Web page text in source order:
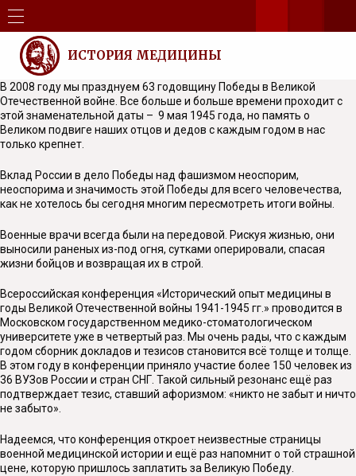
ИСТОРИЯ МЕДИЦИНЫ
В 2008 году мы празднуем 63 годовщину Победы в Великой
Отечественной войне. Все больше и больше времени проходит с
этой знаменательной даты – 9 мая 1945 года, но память о
Великом подвиге наших отцов и дедов с каждым годом в нас
только крепнет.
Вклад России в дело Победы над фашизмом неоспорим,
неоспорима и значимость этой Победы для всего человечества,
как не хотелось бы сегодня многим пересмотреть итоги войны.
Военные врачи всегда были на передовой. Рискуя жизнью, они
выносили раненых из-под огня, сутками оперировали, спасая
жизни бойцов и возвращая их в строй.
Всероссийская конференция «Исторический опыт медицины в
годы Великой Отечественной войны 1941-1945 гг.» проводится в
Московском государственном медико-стоматологическом
университете уже в четвертый раз. Мы очень рады, что с каждым
годом сборник докладов и тезисов становится всё толще и толще.
В этом году в конференции приняло участие более 150 человек из
36 ВУЗов России и стран СНГ. Такой сильный резонанс ещё раз
подтверждает тезис, ставший афоризмом: «никто не забыт и ничто
не забыто».
Надеемся, что конференция откроет неизвестные страницы
военной медицинской истории и ещё раз напомнит о той страшной
цене, которую пришлось заплатить за Великую Победу.